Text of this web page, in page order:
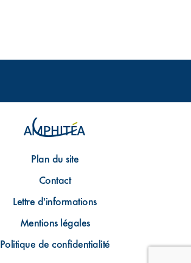
Plan du site
Contact
Lettre d'informations
Mentions légales
Politique de confidentialité